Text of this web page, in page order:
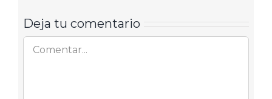
Deja tu comentario
Comentar